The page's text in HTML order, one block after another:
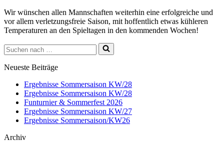
Wir wünschen allen Mannschaften weiterhin eine erfolgreiche und
vor allem verletzungsfreie Saison, mit hoffentlich etwas kühleren
Temperaturen an den Spieltagen in den kommenden Wochen!
Suchen
nach …
Neueste Beiträge
Ergebnisse Sommersaison KW/28
Ergebnisse Sommersaison KW/28
Funturnier & Sommerfest 2026
Ergebnisse Sommersaison KW/27
Ergebnisse Sommersaison/KW26
Archiv